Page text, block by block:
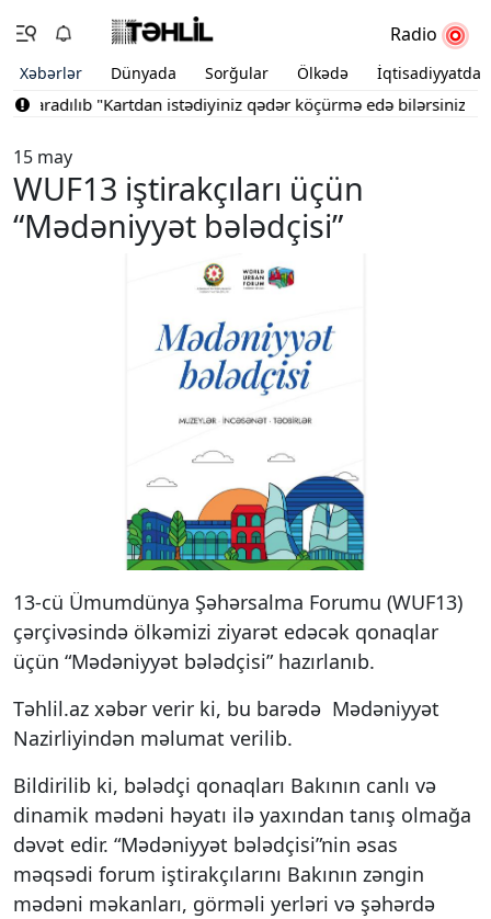
Radio
Xəbərlər Dünyada Sorğular Ölkədə İqtisadiyyatda
yaradılıb "Kartdan istədiyiniz qədər köçürmə edə bilərsiniz"
15 may
WUF13 iştirakçıları üçün
“Mədəniyyət bələdçisi”
13-cü Ümumdünya Şəhərsalma Forumu (WUF13)
çərçivəsində ölkəmizi ziyarət edəcək qonaqlar
üçün “Mədəniyyət bələdçisi” hazırlanıb.
Təhlil.az xəbər verir ki, bu barədə Mədəniyyət
Nazirliyindən məlumat verilib.
Bildirilib ki, bələdçi qonaqları Bakının canlı və
dinamik mədəni həyatı ilə yaxından tanış olmağa
dəvət edir. “Mədəniyyət bələdçisi”nin əsas
məqsədi forum iştirakçılarını Bakının zəngin
mədəni məkanları, görməli yerləri və şəhərdə